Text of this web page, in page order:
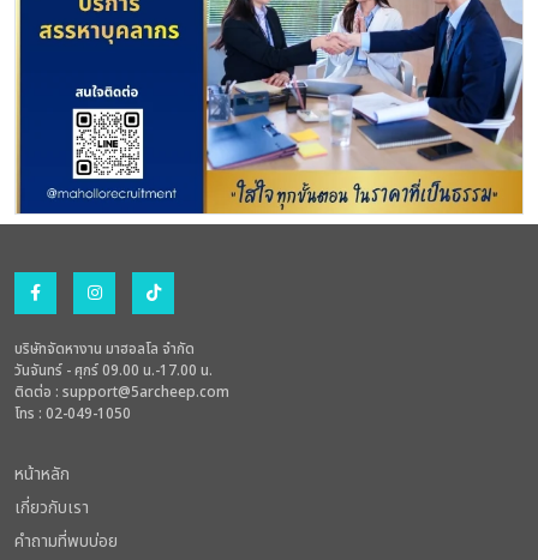
บริษัทจัดหางาน มาฮอลโล จำกัด
วันจันทร์ - ศุกร์ 09.00 น.-17.00 น.
ติดต่อ : support@5archeep.com
โทร : 02-049-1050
หน้าหลัก
เกี่ยวกับเรา
คำถามที่พบบ่อย